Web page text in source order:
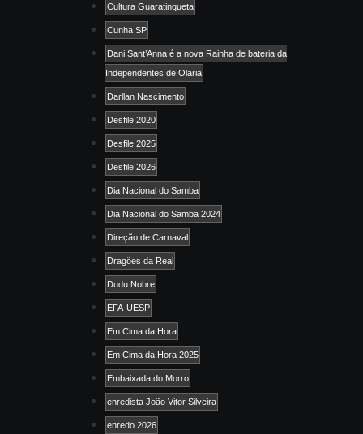
Cultura Guaratingueta
Cunha SP
Dani Sant’Anna é a nova Rainha de bateria da
Independentes de Olaria
Darllan Nascimento
Desfile 2020
Desfile 2025
Desfile 2026
Dia Nacional do Samba
Dia Nacional do Samba 2024
Direção de Carnaval
Dragões da Real
Dudu Nobre
EFA-UESP
Em Cima da Hora
Em Cima da Hora 2025
Embaixada do Morro
enredista João Vitor Silveira
enredo 2026